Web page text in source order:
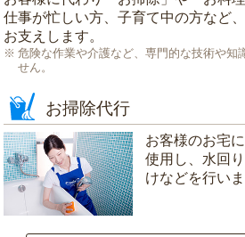
仕事が忙しい方、子育て中の方など
お支えします。
危険な作業や介護など、専門的な技術や知
せん。
お掃除代行
お客様のお宅
使用し、水回
けなどを行いま